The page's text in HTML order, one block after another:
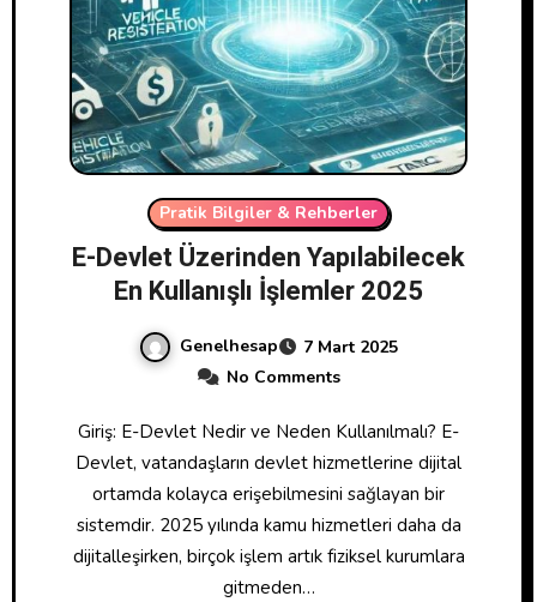
Pratik Bilgiler & Rehberler
E-Devlet Üzerinden Yapılabilecek
En Kullanışlı İşlemler 2025
Genelhesap
7 Mart 2025
No Comments
Giriş: E-Devlet Nedir ve Neden Kullanılmalı? E-
Devlet, vatandaşların devlet hizmetlerine dijital
ortamda kolayca erişebilmesini sağlayan bir
sistemdir. 2025 yılında kamu hizmetleri daha da
dijitalleşirken, birçok işlem artık fiziksel kurumlara
gitmeden…